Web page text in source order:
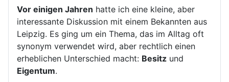
Vor einigen Jahren hatte ich eine kleine, aber
interessante Diskussion mit einem Bekannten aus
Leipzig. Es ging um ein Thema, das im Alltag oft
synonym verwendet wird, aber rechtlich einen
erheblichen Unterschied macht: Besitz und
Eigentum.